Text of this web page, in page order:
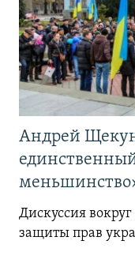
Андрей
Дискуссия
защиты прав